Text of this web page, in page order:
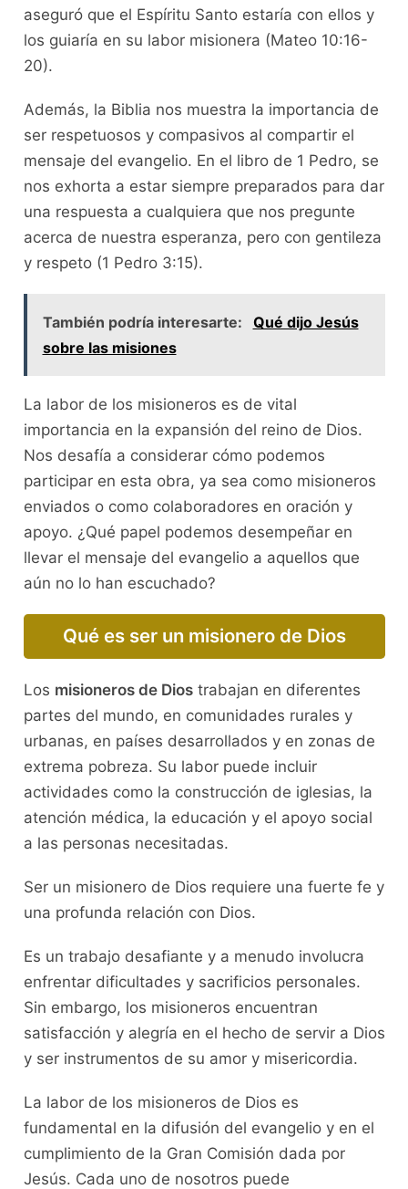
aseguró que el Espíritu Santo estaría con ellos y
los guiaría en su labor misionera (Mateo 10:16-
20).
Además, la Biblia nos muestra la importancia de
ser respetuosos y compasivos al compartir el
mensaje del evangelio. En el libro de 1 Pedro, se
nos exhorta a estar siempre preparados para dar
una respuesta a cualquiera que nos pregunte
acerca de nuestra esperanza, pero con gentileza
y respeto (1 Pedro 3:15).
También podría interesarte:
Qué dijo Jesús
sobre las misiones
La labor de los misioneros es de vital
importancia en la expansión del reino de Dios.
Nos desafía a considerar cómo podemos
participar en esta obra, ya sea como misioneros
enviados o como colaboradores en oración y
apoyo. ¿Qué papel podemos desempeñar en
llevar el mensaje del evangelio a aquellos que
aún no lo han escuchado?
Qué es ser un misionero de Dios
Los misioneros de Diostrabajan en diferentes
partes del mundo, en comunidades rurales y
urbanas, en países desarrollados y en zonas de
extrema pobreza. Su labor puede incluir
actividades como la construcción de iglesias, la
atención médica, la educación y el apoyo social
a las personas necesitadas.
Ser un misionero de Dios requiere una fuerte fe y
una profunda relación con Dios.
Es un trabajo desafiante y a menudo involucra
enfrentar dificultades y sacrificios personales.
Sin embargo, los misioneros encuentran
satisfacción y alegría en el hecho de servir a Dios
y ser instrumentos de su amor y misericordia.
La labor de los misioneros de Dios es
fundamental en la difusión del evangelio y en el
cumplimiento de la Gran Comisión dada por
Jesús. Cada uno de nosotros puede